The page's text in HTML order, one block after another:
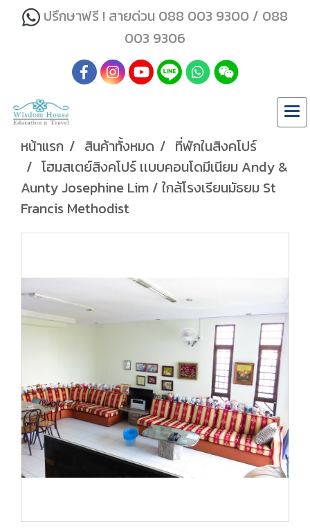
ปรึกษาฟรี ! สายด่วน 088 003 9300 / 088
003 9306
หน้าแรก สินค้าทั้งหมด
ที่พักในสิงคโปร์
โฮมสเตย์สิงคโปร์ เเบบคอนโดมีเนียม Andy &
Aunty Josephine Lim / ใกล้โรงเรียนมัธยม St
Francis Methodist